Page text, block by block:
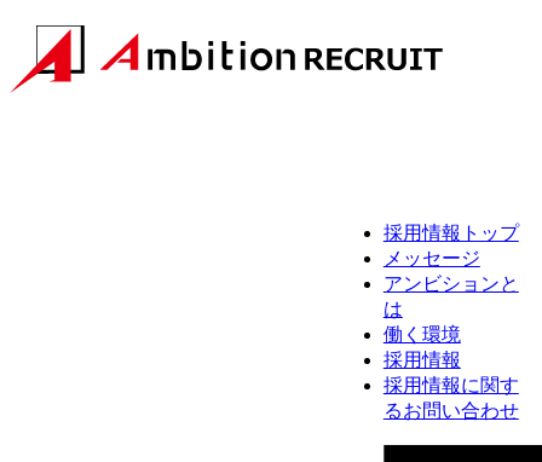
採用情報トップ
メッセージ
アンビションと
は
働く環境
採用情報
採用情報に関す
るお問い合わせ